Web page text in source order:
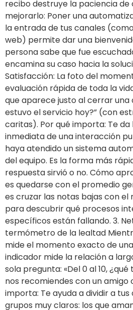
recibo destruye la paciencia de
mejorarlo: Poner una
la entrada de tus canales
web) permite dar una
persona sabe que fue
encamina su caso hacia la
Satisfacción: La foto del
evaluación rápida de toda la
que aparece justo al cerrar una
estuvo el servicio hoy?” (con
caritas). Por qué importa: Te
inmediata de una interacción
haya atendido un sistema
del equipo. Es la forma más
respuesta sirvió o no. Cómo
es quedarse con el promedio
es cruzar las notas bajas con
para descubrir qué procesos
específicos están fallando. 3.
termómetro de la lealtad
mide el momento exacto de
indicador mide la relación a
sola pregunta: «Del 0 al 10,
nos recomiendes con un amigo
importa: Te ayuda a dividir a
grupos muy claros: los que